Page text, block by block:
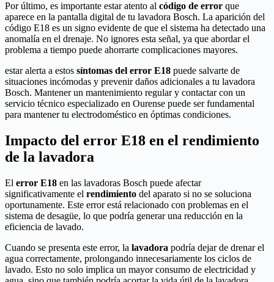
Por último, es importante estar atento al código de error que
aparece en la pantalla digital de tu lavadora Bosch. La aparición del
código E18 es un signo evidente de que el sistema ha detectado una
anomalía en el drenaje. No ignores esta señal, ya que abordar el
problema a tiempo puede ahorrarte complicaciones mayores.
estar alerta a estos síntomas del error E18 puede salvarte de
situaciones incómodas y prevenir daños adicionales a tu lavadora
Bosch. Mantener un mantenimiento regular y contactar con un
servicio técnico especializado en Ourense puede ser fundamental
para mantener tu electrodoméstico en óptimas condiciones.
Impacto del error E18 en el rendimiento
de la lavadora
El error E18 en las lavadoras Bosch puede afectar
significativamente el rendimiento del aparato si no se soluciona
oportunamente. Este error está relacionado con problemas en el
sistema de desagüe, lo que podría generar una reducción en la
eficiencia de lavado.
Cuando se presenta este error, la lavadora podría dejar de drenar el
agua correctamente, prolongando innecesariamente los ciclos de
lavado. Esto no solo implica un mayor consumo de electricidad y